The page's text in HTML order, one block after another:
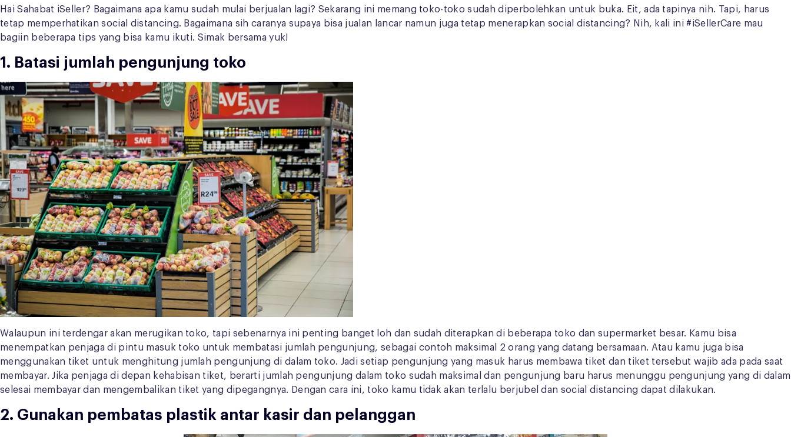
Hai Sahabat iSeller? Bagaimana apa kamu sudah mulai berjualan lagi? Sekarang ini memang toko-toko sudah diperbolehkan untuk buka. Eit, ada tapinya nih. Tapi, harus
tetap memperhatikan social distancing. Bagaimana sih caranya supaya bisa jualan lancar namun juga tetap menerapkan social distancing? Nih, kali ini #iSellerCare mau
bagiin beberapa tips yang bisa kamu ikuti. Simak bersama yuk!
1. Batasi jumlah pengunjung toko
Walaupun ini terdengar akan merugikan toko, tapi sebenarnya ini penting banget loh dan sudah diterapkan di beberapa toko dan supermarket besar. Kamu bisa
menempatkan penjaga di pintu masuk toko untuk membatasi jumlah pengunjung, sebagai contoh maksimal 2 orang yang datang bersamaan. Atau kamu juga bisa
menggunakan tiket untuk menghitung jumlah pengunjung di dalam toko. Jadi setiap pengunjung yang masuk harus membawa tiket dan tiket tersebut wajib ada pada saat
membayar. Jika penjaga di depan kehabisan tiket, berarti jumlah pengunjung dalam toko sudah maksimal dan pengunjung baru harus menunggu pengunjung yang di dalam
selesai membayar dan mengembalikan tiket yang dipegangnya. Dengan cara ini, toko kamu tidak akan terlalu berjubel dan social distancing dapat dilakukan.
2. Gunakan pembatas plastik antar kasir dan pelanggan